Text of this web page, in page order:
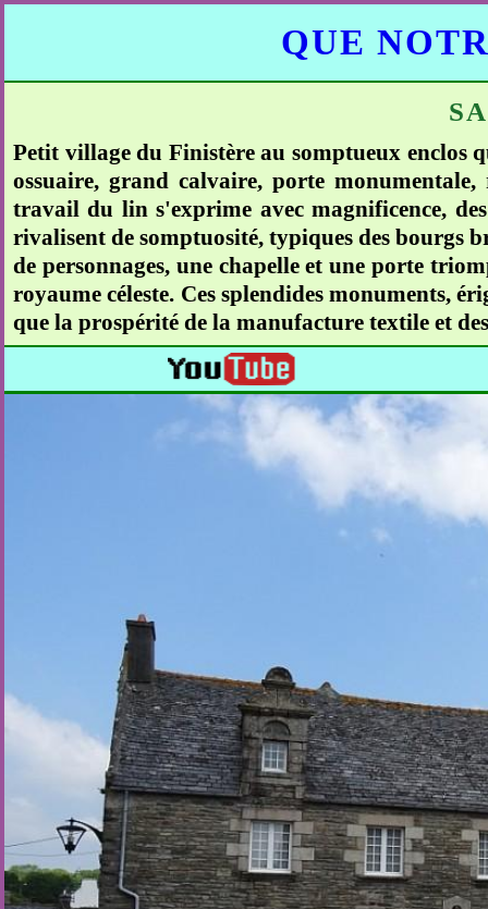
QUE
Petit village du Finistère au somptueux enclos
ossuaire, grand calvaire, porte
travail du lin s'exprime avec magnificence,
rivalisent de somptuosité, typiques des bourgs
de personnages, une chapelle et une porte
royaume céleste. Ces splendides monuments,
que la prospérité de la manufacture textile et